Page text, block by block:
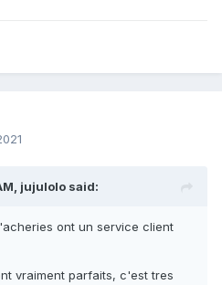
jujulolo said:
ont un service client
vraiment parfaits, c'est tres